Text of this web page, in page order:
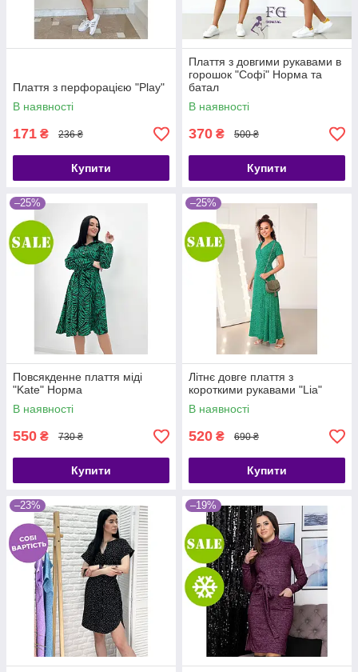
Плаття з перфорацією "Play"
В наявності
171 ₴ 236 ₴
Купити
Плаття з довгими рукавами в
горошок "Софі" Норма та
батал
В наявності
370 ₴ 500 ₴
Купити
–25%
Повсякденне плаття міді
"Kate" Норма
В наявності
550 ₴ 730 ₴
Купити
–25%
Літнє довге плаття з
короткими рукавами "Lia"
В наявності
520 ₴ 690 ₴
Купити
–23% –19%